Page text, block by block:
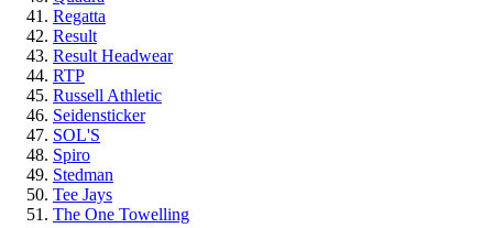
Regatta
Result
Result Headwear
RTP
Russell Athletic
Seidensticker
SOL'S
Spiro
Stedman
Tee Jays
The One Towelling